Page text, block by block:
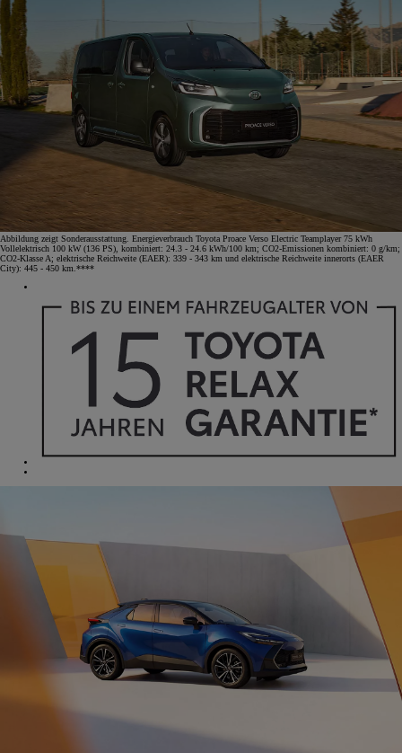
Abbildung zeigt Sonderausstattung. Energieverbrauch Toyota Proace Verso Electric Teamplayer 75 kWh
Vollelektrisch 100 kW (136 PS), kombiniert: 24.3 - 24.6 kWh/100 km; CO2-Emissionen kombiniert: 0 g/km;
CO2-Klasse A; elektrische Reichweite (EAER): 339 - 343 km und elektrische Reichweite innerorts (EAER
City): 445 - 450 km.****